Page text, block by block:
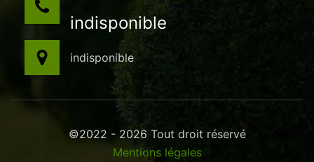
indisponible
indisponible
©2022 - 2026 Tout droit réservé
Mentions légales